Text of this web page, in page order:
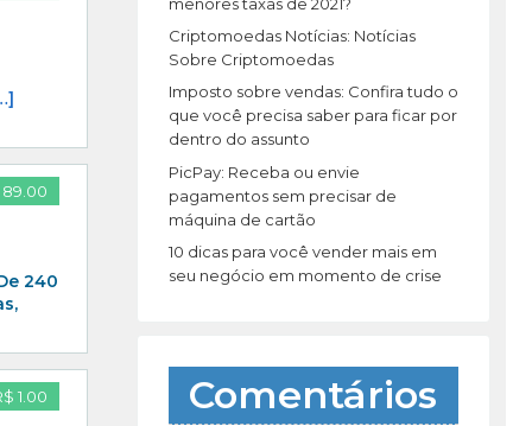
89.00
240
1.00
:
Criptomoedas Notícias: Notícias
Sobre Criptomoedas
Imposto sobre vendas: Confira tudo o
que você precisa saber para ficar por
dentro do assunto
PicPay: Receba ou envie
pagamentos sem precisar de
máquina de cartão
10 dicas para você vender mais em
seu negócio em momento de crise
Comentários